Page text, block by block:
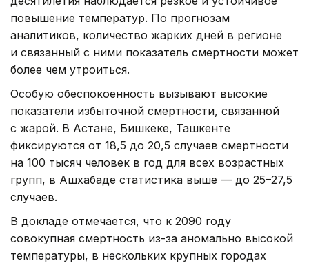
повышение температур. По прогнозам
аналитиков, количество жарких дней в регионе
и связанный с ними показатель смертности может
более чем утроиться.
Особую обеспокоенность вызывают высокие
показатели избыточной смертности, связанной
с жарой. В Астане, Бишкеке, Ташкенте
фиксируются от 18,5 до 20,5 случаев смертности
на 100 тысяч человек в год для всех возрастных
групп, в Ашхабаде статистика выше — до 25–27,5
случаев.
В докладе отмечается, что к 2090 году
совокупная смертность из-за аномально высокой
температуры, в нескольких крупных городах